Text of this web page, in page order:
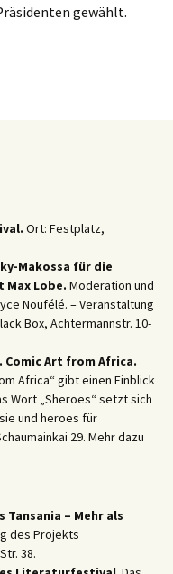
gewählt.
Nguéma mit 90,35
Ort: Festplatz,
Makossa für die
Max Lobe. Moderation und
Noufélé. – Veranstaltung
Box, Achtermannstr. 10-
Comic Art from Africa.
Africa“ gibt einen Einblick
Wort „Sheroes“ setzt sich
und heroes für
29. Mehr dazu
Tansania – Mehr als
des Projekts
38.